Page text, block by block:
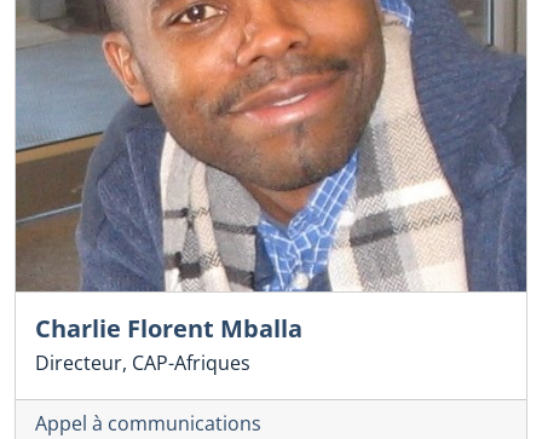
Charlie Florent Mballa
Directeur, CAP-Afriques
Appel à communications